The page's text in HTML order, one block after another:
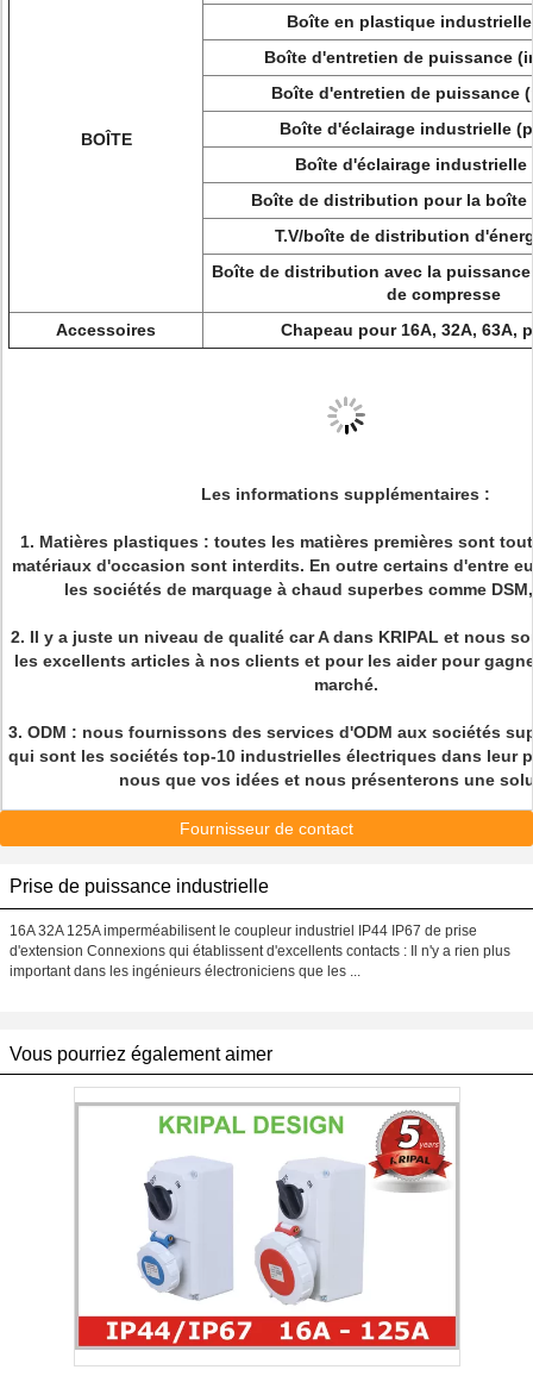
BOÎTE
Boîte en plastique
Boîte d'entretien de puissance
Boîte d'entretien de puissance
Boîte d'éclairage industrielle
Boîte d'éclairage
Boîte de distribution pour la
T.V/boîte de distribution
Boîte de distribution avec la
de compresse
Accessoires
Chapeau pour 16A, 32A, 63A,
Les informations supplémentaires :
1. Matières plastiques : toutes les matières premières sont
matériaux d'occasion sont interdits. En outre certains d'entre
les sociétés de marquage à chaud superbes comme
2. Il y a juste un niveau de qualité car A dans KRIPAL et nous
les excellents articles à nos clients et pour les aider pour
marché.
3. ODM : nous fournissons des services d'ODM aux sociétés
qui sont les sociétés top-10 industrielles électriques dans leur
nous que vos idées et nous présenterons une
Fournisseur de contact
Prise de puissance industrielle
16A 32A 125A imperméabilisent le coupleur industriel IP44 IP67 de prise
d'extension Connexions qui établissent d'excellents contacts : Il n'y a rien plus
important dans les ingénieurs électroniciens que les ...
Vous pourriez également aimer